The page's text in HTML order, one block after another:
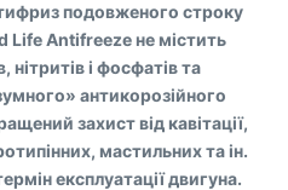
подовженого строку
Life Antifreeze не містить
нітритів і фосфатів та
антикорозійного
захист від кавітації,
мастильних та ін.
експлуатації двигуна.